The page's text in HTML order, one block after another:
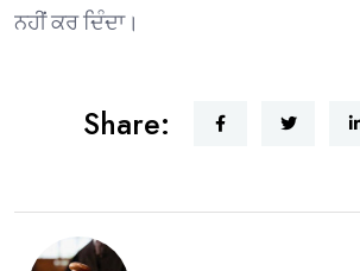
ਨਹੀਂ ਕਰ ਦਿੰਦਾ।
Share: